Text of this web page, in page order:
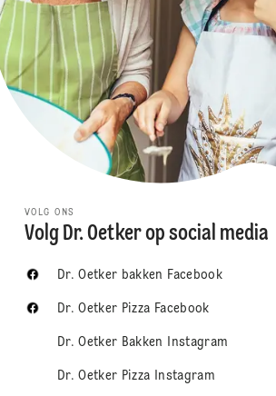
VOLG ONS
Volg Dr. Oetker op social media
Dr. Oetker bakken Facebook
Dr. Oetker Pizza Facebook
Dr. Oetker Bakken Instagram
Dr. Oetker Pizza Instagram